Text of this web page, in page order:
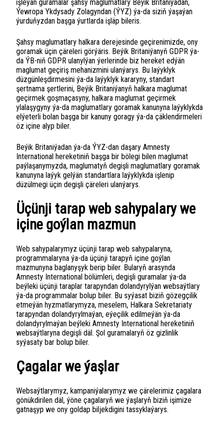
işleýän guramalar şahsy maglumatlary Beýik Britaniýadan,
Ýewropa Ykdysady Zolagyndan (ÝYZ) ýa-da siziň ýaşaýan
ýurduňyzdan başga ýurtlarda işläp bileris.
Şahsy maglumatlary halkara derejesinde geçirenimizde, ony
goramak üçin çäreleri görýäris. Beýik Britaniýanyň GDPR ýa-
da ÝB-niň GDPR ulanylýan ýerlerinde biz hereket edýän
maglumat geçiriş mehanizmini ulanýarys. Bu laýyklyk
düzgünleşdirmesini ýa-da laýyklyk kararyny, standart
şertnama şertlerini, Beýik Britaniýanyň halkara maglumat
geçirmek goşmaçasyny, halkara maglumat geçirmek
ylalaşygyny ýa-da maglumatlary goramak kanunyna laýyklykda
elýeterli bolan başga bir kanuny goragy ýa-da çäklendirmeleri
öz içine alyp biler.
Beýik Britaniýadan ýa-da ÝYZ-dan daşary Amnesty
International hereketiniň başga bir bölegi bilen maglumat
paýlaşanymyzda, maglumatyň degişli maglumatlary goramak
kanunyna laýyk gelýän standartlara laýyklykda işlenip
düzülmegi üçin degişli çäreleri ulanýarys.
Üçünji tarap web sahypalary we
içine goýlan mazmun
Web sahypalarymyz üçünji tarap web sahypalaryna,
programmalaryna ýa-da üçünji tarapyň içine goýlan
mazmunyna baglanyşyk berip biler. Bularyň arasynda
Amnesty International bölümleri, degişli guramalar ýa-da
beýleki üçünji taraplar tarapyndan dolandyrylýan websaýtlary
ýa-da programmalar bolup biler. Bu syýasat biziň gözegçilik
etmeýän hyzmatlarymyza, meselem, Halkara Sekretariaty
tarapyndan dolandyrylmaýan, eýeçilik edilmeýän ýa-da
dolandyrylmaýan beýleki Amnesty International hereketiniň
websaýtlaryna degişli däl. Şol guramalaryň öz gizlinlik
syýasaty bar bolup biler.
Çagalar we ýaşlar
Websaýtlarymyz, kampaniýalarymyz we çärelerimiz çagalara
gönükdirilen däl, ýöne çagalaryň we ýaşlaryň biziň işimize
gatnaşyp we ony goldap biljekdigini tassyklaýarys.